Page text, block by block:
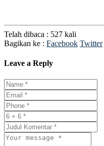
Telah dibaca : 527 kali
Bagikan ke : Facebook Twitter
Leave a Reply